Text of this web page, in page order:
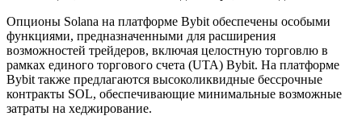
Опционы Solana на платформе Bybit обеспечены особыми
функциями, предназначенными для расширения
возможностей трейдеров, включая целостную торговлю в
рамках единого торгового счета (UTA) Bybit. На платформе
Bybit также предлагаются высоколиквидные бессрочные
контракты SOL, обеспечивающие минимальные возможные
затраты на хеджирование.